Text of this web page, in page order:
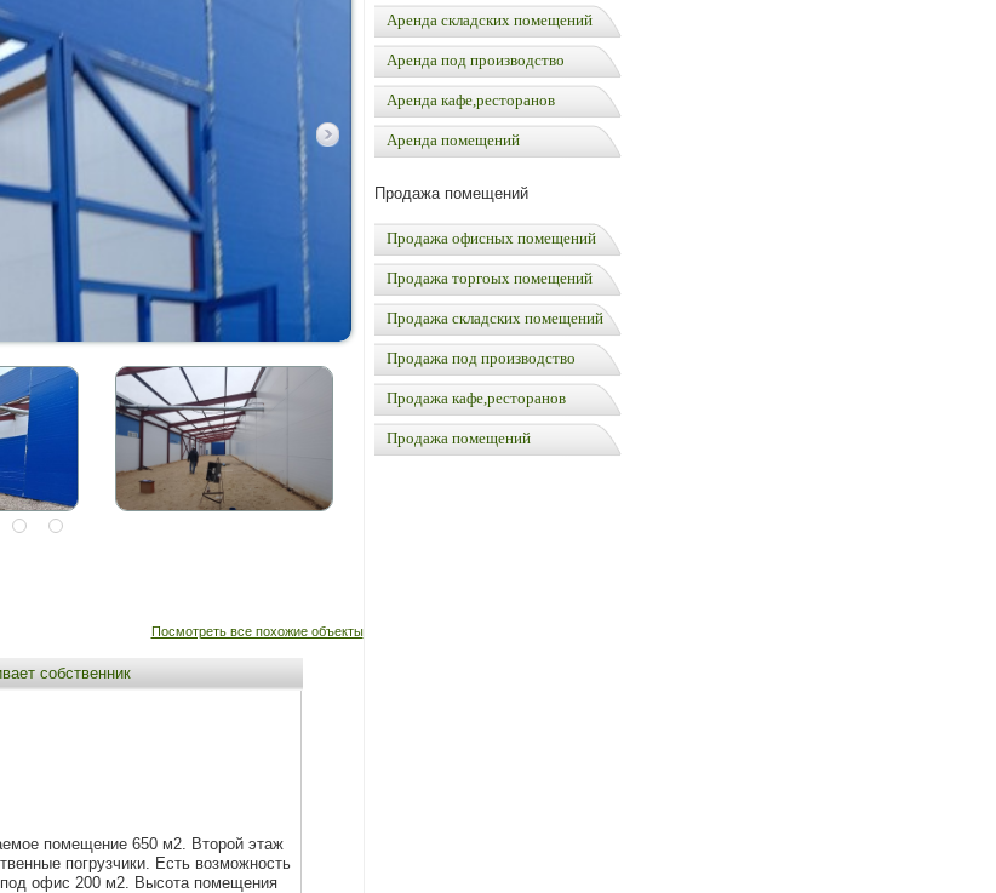
Посмотреть все похожие объекты
собственник
помещение 650 м2. Второй этаж
погрузчики. Есть возможность
офис 200 м2. Высота помещения
Аренда складских помещений
Аренда под производство
Аренда кафе,ресторанов
Аренда помещений
Продажа помещений
Продажа офисных помещений
Продажа торгоых помещений
Продажа складских помещений
Продажа под производство
Продажа кафе,ресторанов
Продажа помещений